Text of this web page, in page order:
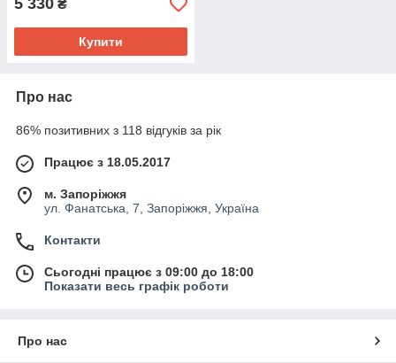
5 330 ₴
Купити
Про нас
86% позитивних з 118 відгуків за рік
Працює з 18.05.2017
м. Запоріжжя
ул. Фанатська, 7, Запоріжжя, Україна
Контакти
Сьогодні працює з 09:00 до 18:00
Показати весь графік роботи
Про нас